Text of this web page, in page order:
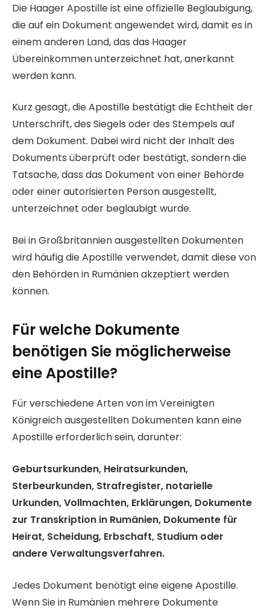
Die Haager Apostille ist eine offizielle Beglaubigung,
die auf ein Dokument angewendet wird, damit es in
einem anderen Land, das das Haager
Übereinkommen unterzeichnet hat, anerkannt
werden kann.
Kurz gesagt, die Apostille bestätigt die Echtheit der
Unterschrift, des Siegels oder des Stempels auf
dem Dokument. Dabei wird nicht der Inhalt des
Dokuments überprüft oder bestätigt, sondern die
Tatsache, dass das Dokument von einer Behörde
oder einer autorisierten Person ausgestellt,
unterzeichnet oder beglaubigt wurde.
Bei in Großbritannien ausgestellten Dokumenten
wird häufig die Apostille verwendet, damit diese von
den Behörden in Rumänien akzeptiert werden
können.
Für welche Dokumente
benötigen Sie möglicherweise
eine Apostille?
Für verschiedene Arten von im Vereinigten
Königreich ausgestellten Dokumenten kann eine
Apostille erforderlich sein, darunter:
Geburtsurkunden, Heiratsurkunden,
Sterbeurkunden, Strafregister, notarielle
Urkunden, Vollmachten, Erklärungen, Dokumente
zur Transkription in Rumänien, Dokumente für
Heirat, Scheidung, Erbschaft, Studium oder
andere Verwaltungsverfahren.
Jedes Dokument benötigt eine eigene Apostille.
Wenn Sie in Rumänien mehrere Dokumente